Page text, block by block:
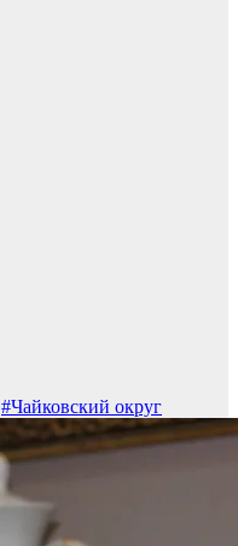
#Чайковский округ